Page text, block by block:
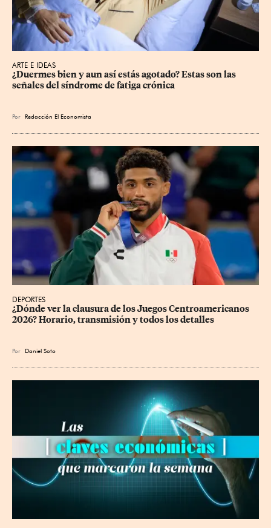
ARTE E IDEAS
¿Duermes bien y aun así estás agotado? Estas son las
señales del síndrome de fatiga crónica
Por Redacción El Economista
DEPORTES
¿Dónde ver la clausura de los Juegos Centroamericanos
2026? Horario, transmisión y todos los detalles
Por Daniel Soto